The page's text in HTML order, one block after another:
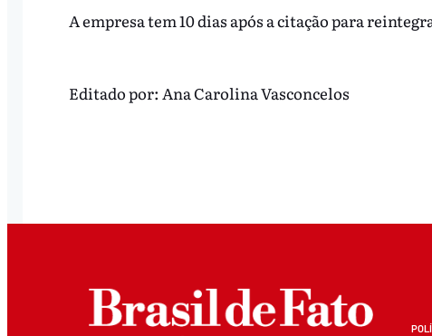
A empresa tem 10 dias após a citação para
Editado por: Ana Carolina Vasconcelos